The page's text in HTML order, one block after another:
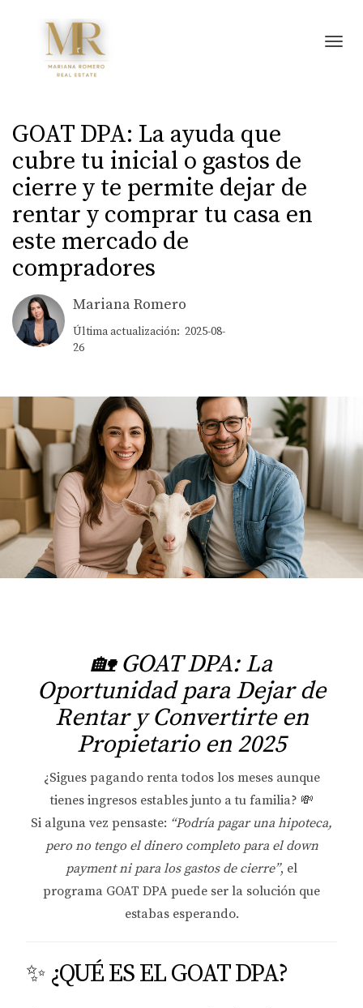
GOAT DPA: La ayuda que
cubre tu inicial o gastos de
cierre y te permite dejar de
rentar y comprar tu casa en
este mercado de
compradores
Mariana Romero
Última actualización: 2025-08-
26
🏡 GOAT DPA: La
Oportunidad para Dejar de
Rentar y Convertirte en
Propietario en 2025
¿Sigues pagando renta todos los meses aunque
tienes ingresos estables junto a tu familia? 💸
Si alguna vez pensaste: “Podría pagar una hipoteca,
pero no tengo el dinero completo para el down
payment ni para los gastos de cierre”, el
programa GOAT DPA puede ser la solución que
estabas esperando.
✨ ¿QUÉ ES EL GOAT DPA?